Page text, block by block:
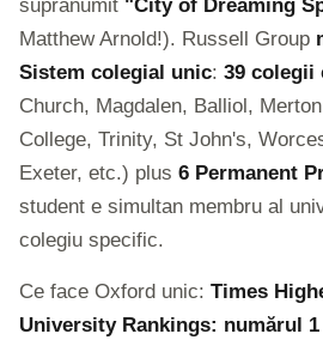
supranumit "City of Dreaming
Matthew Arnold!). Russell Group
Sistem colegial unic: 39 colegii
Church, Magdalen, Balliol,
College, Trinity, St John's,
Exeter, etc.) plus 6 Permanent
student e simultan membru al
colegiu specific.
Ce face Oxford unic: Times
University Rankings: numărul